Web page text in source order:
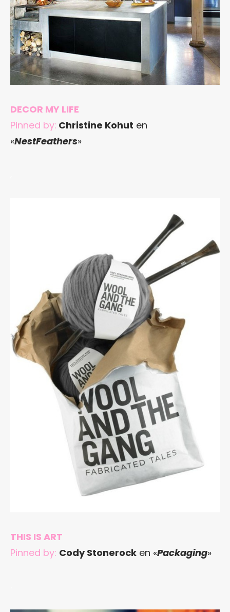
DECOR MY LIFE
Pinned by: Christine Kohut en
«NestFeathers»
THIS IS ART
Pinned by: Cody Stonerock en «Packaging»